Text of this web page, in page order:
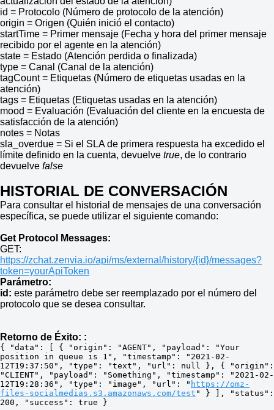
id = Protocolo (Número de protocolo de la atención)
origin = Origen (Quién inició el contacto)
startTime = Primer mensaje (Fecha y hora del primer mensaje
recibido por el agente en la atención)
state = Estado (Atención perdida o finalizada)
type = Canal (Canal de la atención)
tagCount = Etiquetas (Número de etiquetas usadas en la
atención)
tags = Etiquetas (Etiquetas usadas en la atención)
mood = Evaluación (Evaluación del cliente en la encuesta de
satisfacción de la atención)
notes = Notas
sla_overdue = Si el SLA de primera respuesta ha excedido el
límite definido en la cuenta, devuelve true, de lo contrario
devuelve false
HISTORIAL DE CONVERSACIÓN
Para consultar el historial de mensajes de una conversación
específica, se puede utilizar el siguiente comando:
Get Protocol Messages:
GET:
https://zchat.zenvia.io/api/ms/external/history/{id}/messages?
token=yourApiToken
Parámetro:
id: este parámetro debe ser reemplazado por el número del
protocolo que se desea consultar.
Retorno de Éxito: :
{ "data": [ { "origin": "AGENT", "payload": "Your
position in queue is 1", "timestamp": "2021-02-
12T19:37:50", "type": "text", "url": null }, { "origin":
"CLIENT", "payload": "Something", "timestamp": "2021-02-
12T19:28:36", "type": "image", "url": " https://omz-
files-socialmedias.s3.amazonaws.com/test " } ], "status":
200, "success": true }